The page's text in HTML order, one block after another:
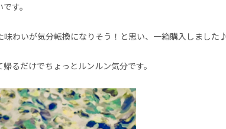
す。
わいが気分転換になりそう！と思い、一箱購入しました♪
るだけでちょっとルンルン気分です。